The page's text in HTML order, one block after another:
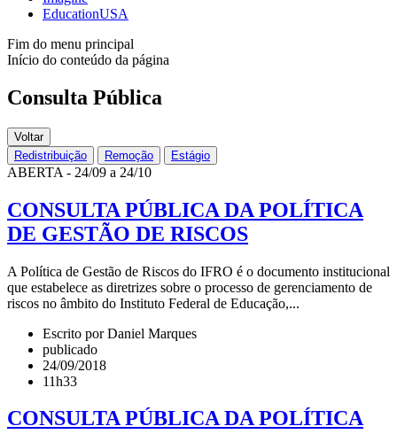
EducationUSA
Fim do menu principal
Início do conteúdo da página
Consulta Pública
Voltar
Redistribuição
Remoção Estágio
ABERTA - 24/09 a 24/10
CONSULTA PÚBLICA DA POLÍTICA
DE GESTÃO DE RISCOS
A Política de Gestão de Riscos do IFRO é o documento institucional
que estabelece as diretrizes sobre o processo de gerenciamento de
riscos no âmbito do Instituto Federal de Educação,...
Escrito por Daniel Marques
publicado
24/09/2018
11h33
CONSULTA PÚBLICA DA POLÍTICA